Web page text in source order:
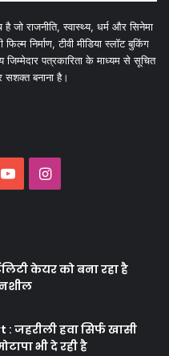
राजनीति, स्वास्थ्य, धर्म और सिनेमा
निर्माण, टीवी मीडिया स्लॉट बुकिंग
पत्रकारिता के माध्यम से सूचित
बनाना है।
YouTubeInstagram
केयर को बना रहा है
जहरीली हवा सिर्फ खासी
भी दे रही है